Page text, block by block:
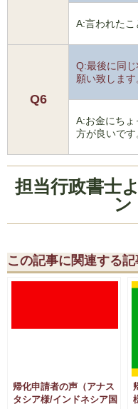
A:言われた
Q6
Q:最後に同
願い致します
A:お金にちょ
方が良いです
担当行政書士
この記事に関連する
帰化申請者の声（アナス
タシア様/インドネシア国